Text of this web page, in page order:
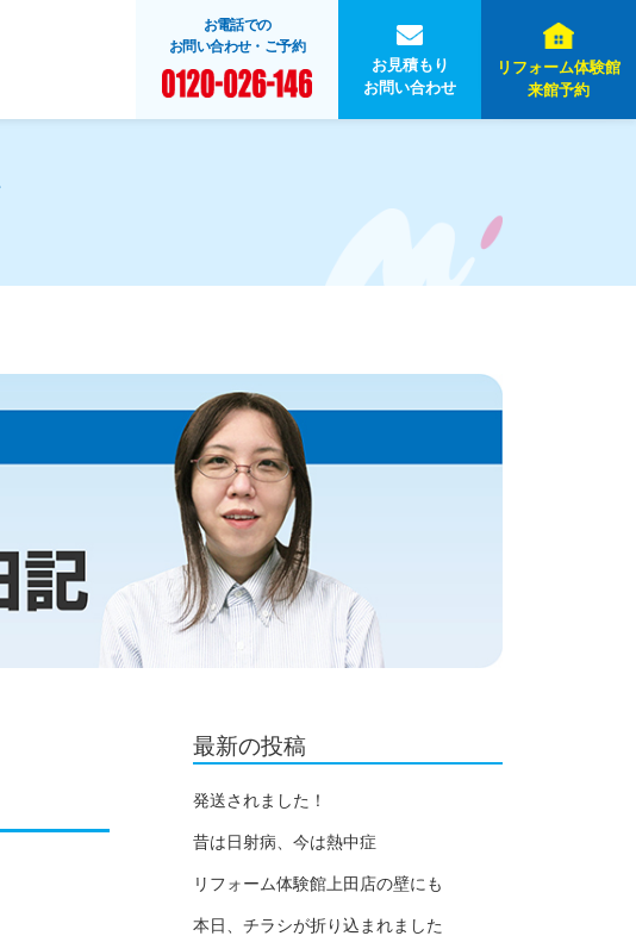
お電話での
お問い合わせ・ご予約
お見積もり
お問い合わせ
リフォーム体験館
来館予約
最新の投稿
発送されました！
昔は日射病、今は熱中症
リフォーム体験館上田店の壁にも
本日、チラシが折り込まれました